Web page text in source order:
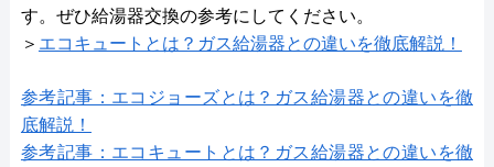
す。ぜひ給湯器交換の参考にしてください。
＞ エコキュートとは？ガス給湯器との違いを徹底解説！
参考記事：エコジョーズとは？ガス給湯器との違いを徹
底解説！
参考記事：エコキュートとは？ガス給湯器との違いを徹